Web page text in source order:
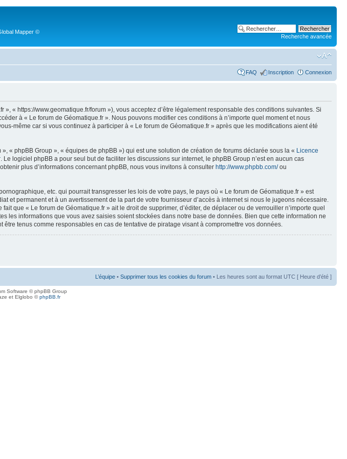
Mapper ©
Recherche avancée
FAQ Inscription Connexion
« https://www.geomatique.fr/forum »), vous acceptez d’être légalement responsable des conditions suivantes. Si
à « Le forum de Géomatique.fr ». Nous pouvons modifier ces conditions à n’importe quel moment et nous
même car si vous continuez à participer à « Le forum de Géomatique.fr » après que les modifications aient été
« phpBB Group », « équipes de phpBB ») qui est une solution de création de forums déclarée sous la « Licence
. Le logiciel phpBB a pour seul but de faciliter les discussions sur internet, le phpBB Group n’est en aucun cas
plus d’informations concernant phpBB, nous vous invitons à consulter http://www.phpbb.com/ou
etc. qui pourrait transgresser les lois de votre pays, le pays où « Le forum de Géomatique.fr » est
permanent et à un avertissement de la part de votre fournisseur d’accès à internet si nous le jugeons nécessaire.
que « Le forum de Géomatique.fr » ait le droit de supprimer, d’éditer, de déplacer ou de verrouiller n’importe quel
les informations que vous avez saisies soient stockées dans notre base de données. Bien que cette information ne
tenus comme responsables en cas de tentative de piratage visant à compromettre vos données.
L’équipe • Supprimer tous les cookies du forum • Les heures sont au format UTC [ Heure d’été ]
Software © phpBB Group
et Elglobo ©phpBB.fr